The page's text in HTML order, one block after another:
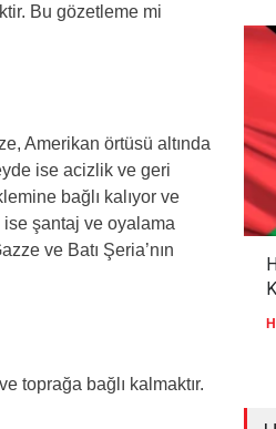
Bu gözetleme mi
Amerikan örtüsü altında
ise acizlik ve geri
bağlı kalıyor ve
ise şantaj ve oyalama
ve Batı Şeria’nın
toprağa bağlı kalmaktır.